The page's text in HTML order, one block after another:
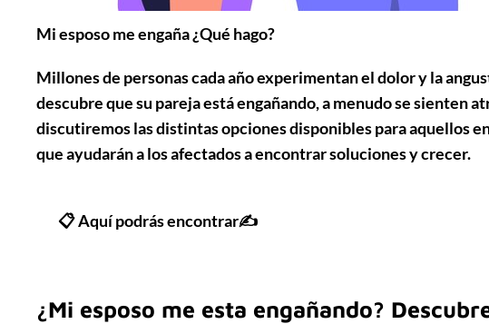
Mi esposo me engaña ¿Qué hago?
Millones de personas cada año experimentan el dolor y la
descubre que su pareja está engañando, a menudo se sienten
discutiremos las distintas opciones disponibles para aquellos
que ayudarán a los afectados a encontrar soluciones y crecer.
📋 Aquí podrás encontrar✍
¿Mi esposo me esta engañando?